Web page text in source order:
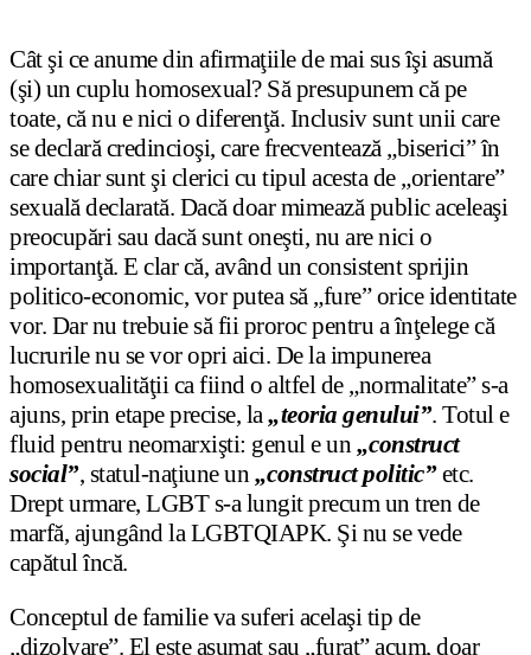
Cât şi ce anume din afirmaţiile de mai sus îşi asumă
(şi) un cuplu homosexual? Să presupunem că pe
toate, că nu e nici o diferenţă. Inclusiv sunt unii care
se declară credincioşi, care frecventează „biserici” în
care chiar sunt şi clerici cu tipul acesta de „orientare”
sexuală declarată. Dacă doar mimează public aceleaşi
preocupări sau dacă sunt oneşti, nu are nici o
importanţă. E clar că, având un consistent sprijin
politico-economic, vor putea să „fure” orice identitate
vor. Dar nu trebuie să fii proroc pentru a înţelege că
lucrurile nu se vor opri aici. De la impunerea
homosexualităţii ca fiind o altfel de „normalitate” s-a
ajuns, prin etape precise, la„teoria genului”. Totul e
fluid pentru neomarxişti: genul e un „construct
social”, statul-naţiune un „construct politic”etc.
Drept urmare, LGBT s-a lungit precum un tren de
marfă, ajungând la LGBTQIAPK. Şi nu se vede
capătul încă.
Conceptul de familie va suferi acelaşi tip de
„dizolvare”. El este asumat sau „furat” acum, doar